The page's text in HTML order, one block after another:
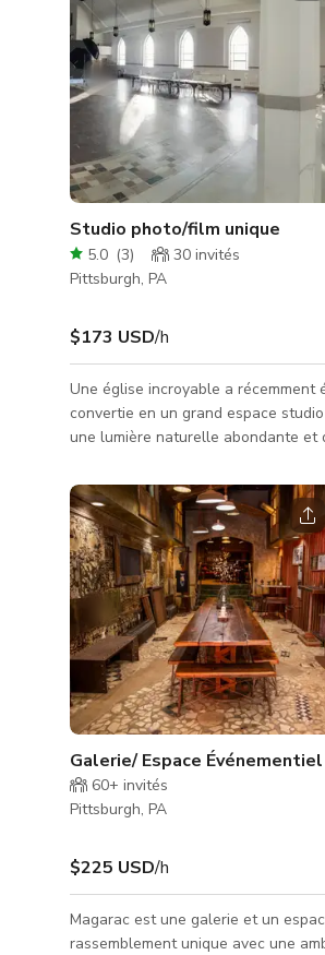
Studio photo/film unique
5.0 (3) 30 invités
Pittsburgh, PA
$173 USD/h
Une église incroyable a récemment
convertie en un grand espace
une lumière naturelle abondante et
production vidéo. Le studio offre une grande
surface de 4 500sqft, des salles
pour se changer et se maquiller, et
idéal pour un salon vidéo. Environ 4 500sqft
d'espace de tournage avec
de 30ft 100 ampères de puissance
naturelle abondante et contrôle
lumière ambiante
Galerie/ Espace
60+ invités
Pittsburgh, PA
$225 USD/h
Magarac est une galerie et un
rassemblement unique avec une